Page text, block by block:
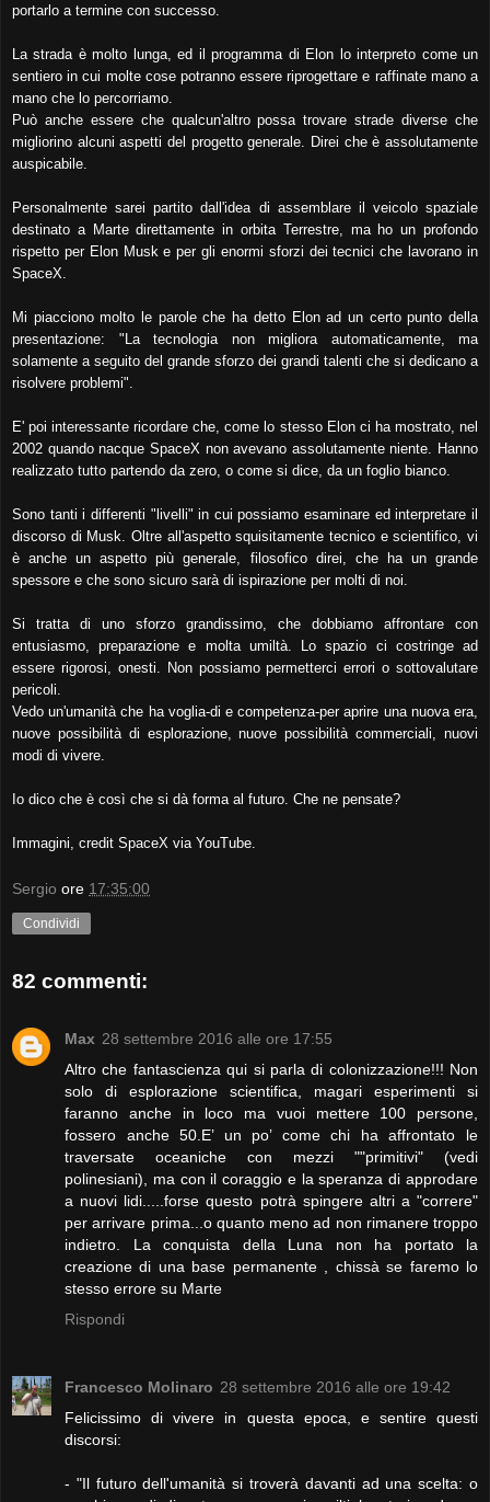
portarlo a termine con successo.
La strada è molto lunga, ed il programma di Elon lo interpreto come un
sentiero in cui molte cose potranno essere riprogettare e raffinate mano a
mano che lo percorriamo.
Può anche essere che qualcun'altro possa trovare strade diverse che
migliorino alcuni aspetti del progetto generale. Direi che è assolutamente
auspicabile.
Personalmente sarei partito dall'idea di assemblare il veicolo spaziale
destinato a Marte direttamente in orbita Terrestre, ma ho un profondo
rispetto per Elon Musk e per gli enormi sforzi dei tecnici che lavorano in
SpaceX.
Mi piacciono molto le parole che ha detto Elon ad un certo punto della
presentazione: "La tecnologia non migliora automaticamente, ma
solamente a seguito del grande sforzo dei grandi talenti che si dedicano a
risolvere problemi".
E' poi interessante ricordare che, come lo stesso Elon ci ha mostrato, nel
2002 quando nacque SpaceX non avevano assolutamente niente. Hanno
realizzato tutto partendo da zero, o come si dice, da un foglio bianco.
Sono tanti i differenti "livelli" in cui possiamo esaminare ed interpretare il
discorso di Musk. Oltre all'aspetto squisitamente tecnico e scientifico, vi
è anche un aspetto più generale, filosofico direi, che ha un grande
spessore e che sono sicuro sarà di ispirazione per molti di noi.
Si tratta di uno sforzo grandissimo, che dobbiamo affrontare con
entusiasmo, preparazione e molta umiltà. Lo spazio ci costringe ad
essere rigorosi, onesti. Non possiamo permetterci errori o sottovalutare
pericoli.
Vedo un'umanità che ha voglia-di e competenza-per aprire una nuova era,
nuove possibilità di esplorazione, nuove possibilità commerciali, nuovi
modi di vivere.
Io dico che è così che si dà forma al futuro. Che ne pensate?
Immagini, credit SpaceX via YouTube.
Sergio ore 17:35:00
Condividi
82 commenti:
Max 28 settembre 2016 alle ore 17:55
Altro che fantascienza qui si parla di colonizzazione!!! Non
solo di esplorazione scientifica, magari esperimenti si
faranno anche in loco ma vuoi mettere 100 persone,
fossero anche 50.E’ un po’ come chi ha affrontato le
traversate oceaniche con mezzi ""primitivi" (vedi
polinesiani), ma con il coraggio e la speranza di approdare
a nuovi lidi.....forse questo potrà spingere altri a "correre"
per arrivare prima...o quanto meno ad non rimanere troppo
indietro. La conquista della Luna non ha portato la
creazione di una base permanente , chissà se faremo lo
stesso errore su Marte
Rispondi
Francesco Molinaro 28 settembre 2016 alle ore 19:42
Felicissimo di vivere in questa epoca, e sentire questi
discorsi:
- "Il futuro dell'umanità si troverà davanti ad una scelta: o